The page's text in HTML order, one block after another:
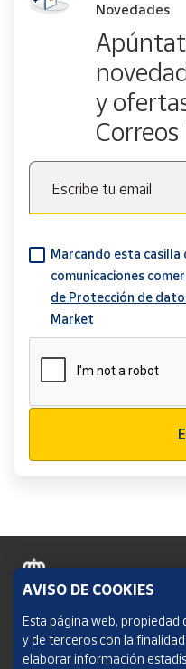
Novedades
y
Escribe tu email
Marcando esta casilla
comunicaciones
de Protección de
Market
Política de cookies
Aviso legal
AVISO DE COOKIES
Esta página web, propiedad
y de terceros con la
elaborar información